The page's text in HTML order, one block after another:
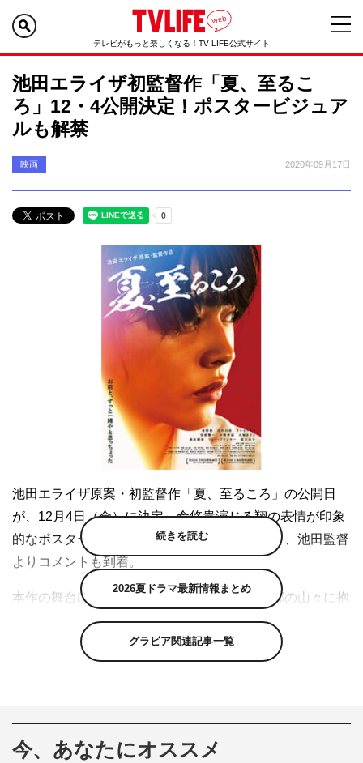
テレビがもっと楽しくなる！TV LIFE公式サイト
池田エライザ初監督作「夏、至るこ
ろ」12・4公開決定！ポスタービジュア
ルも解禁
映画 2020年09月17日
池田エライザ原案・初監督作「夏、至るころ」の公開日
が、12月4日（金）に決定。倉悠貴演じる翔の表情が印象
的なポスタービジュアルも解禁された。併せて、池田監督
よりコメントも到着。
本作の舞台は、福岡県田川市。緑あふれる故郷の山々に抱
かれながら、友情を育んできた男子高校生の翔と泰我が、
夏祭りを前に初めて自分の人生と向き合い、それぞれの一
歩を選びとる物語だ。
続きを読む
2026夏ドラマ最新情報まとめ
グラビア関連記事一覧
今、あなたにオススメ